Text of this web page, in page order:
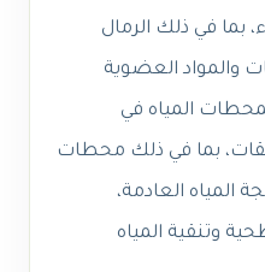
بما في ذلك الرمال
والمواد العضوية
المياه في
بما في ذلك محطات
المياه العادمة،
وتنقية المياه